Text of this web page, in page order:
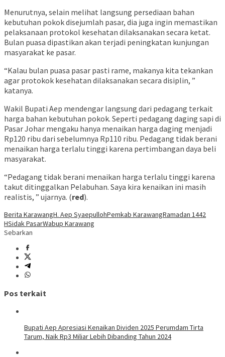
Menurutnya, selain melihat langsung persediaan bahan
kebutuhan pokok disejumlah pasar, dia juga ingin memastikan
pelaksanaan protokol kesehatan dilaksanakan secara ketat.
Bulan puasa dipastikan akan terjadi peningkatan kunjungan
masyarakat ke pasar.
“Kalau bulan puasa pasar pasti rame, makanya kita tekankan
agar protokok kesehatan dilaksanakan secara disiplin, ”
katanya.
Wakil Bupati Aep mendengar langsung dari pedagang terkait
harga bahan kebutuhan pokok. Seperti pedagang daging sapi di
Pasar Johar mengaku hanya menaikan harga daging menjadi
Rp120 ribu dari sebelumnya Rp110 ribu. Pedagang tidak berani
menaikan harga terlalu tinggi karena pertimbangan daya beli
masyarakat.
“Pedagang tidak berani menaikan harga terlalu tinggi karena
takut ditinggalkan Pelabuhan. Saya kira kenaikan ini masih
realistis, ” ujarnya. (red).
Berita KarawangH. Aep SyaepullohPemkab KarawangRamadan 1442
HSidak PasarWabup Karawang
Sebarkan
Pos terkait
Bupati Aep Apresiasi Kenaikan Dividen 2025 Perumdam Tirta
Tarum, Naik Rp3 Miliar Lebih Dibanding Tahun 2024